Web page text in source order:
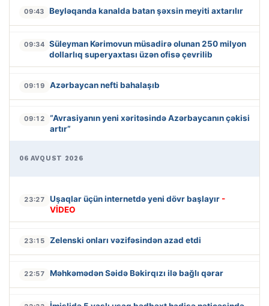
09:43 Beyləqanda kanalda batan şəxsin meyiti axtarılır
09:34 Süleyman Kərimovun müsadirə olunan 250 milyon
dollarlıq superyaxtası üzən ofisə çevrilib
09:19 Azərbaycan nefti bahalaşıb
09:12
“Avrasiyanın yeni xəritəsində Azərbaycanın çəkisi
artır”
06 AVQUST 2026
23:27 Uşaqlar üçün internetdə yeni dövr başlayır -
VİDEO
23:15 Zelenski onları vəzifəsindən azad etdi
22:57 Məhkəmədən Səidə Bəkirqızı ilə bağlı qərar